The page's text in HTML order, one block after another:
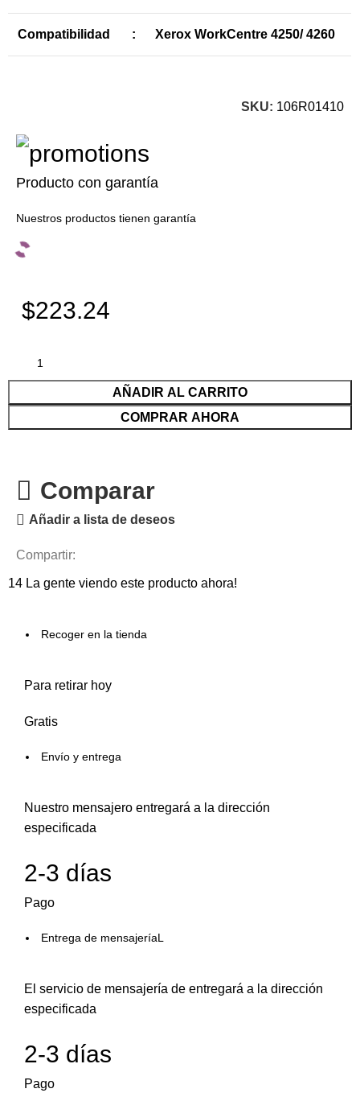
Compatibilidad : Xerox WorkCentre 4250/ 4260
SKU: 106R01410
Producto con garantía
Nuestros productos tienen garantía
$223.24
AÑADIR AL CARRITO
COMPRAR AHORA
Comparar
Añadir a lista de deseos
Compartir:
14 La gente viendo este producto ahora!
Recoger en la tienda
Para retirar hoy
Gratis
Envío y entrega
Nuestro mensajero entregará a la dirección
especificada
2-3 días
Pago
Entrega de mensajeríaL
El servicio de mensajería de entregará a la dirección
especificada
2-3 días
Pago